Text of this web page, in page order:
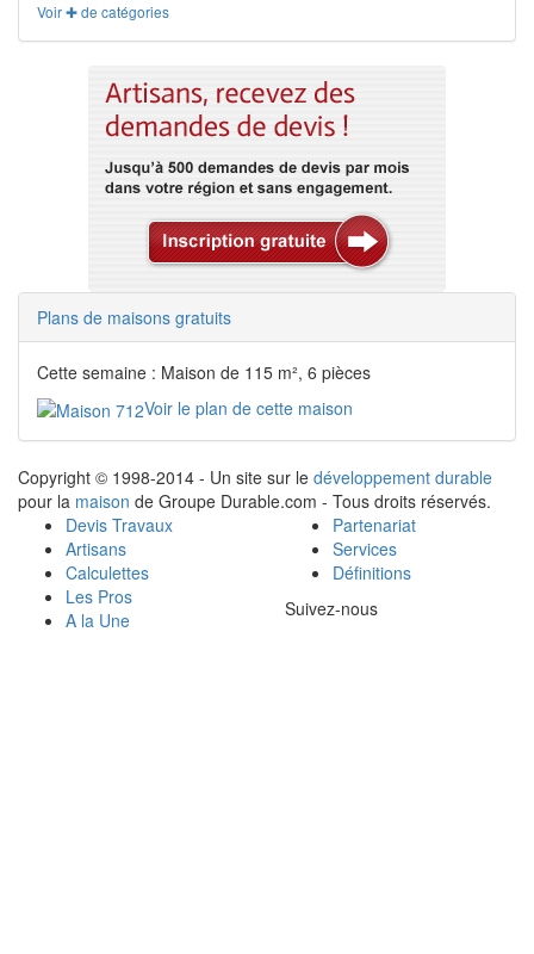
Voir ✚ de catégories
Plans de maisons gratuits
Cette semaine : Maison de 115 m², 6 pièces
Voir le plan de cette maison
Copyright © 1998-2014 - Un site sur le développement durable
pour la maison de Groupe Durable.com - Tous droits réservés.
Devis Travaux
Artisans
Calculettes
Les Pros
A la Une
Partenariat
Services
Définitions
Suivez-nous